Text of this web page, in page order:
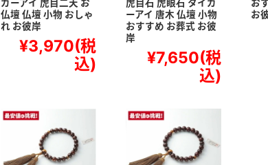
ガーアイ 虎目二天 お
仏壇 仏壇 小物 おしゃ
れ お彼岸
¥3,970(税
込)
虎目石 虎眼石 タイガ
ーアイ 唐木 仏壇 小物
おすすめ お葬式 お彼
岸
¥7,650(税
込)
お
お